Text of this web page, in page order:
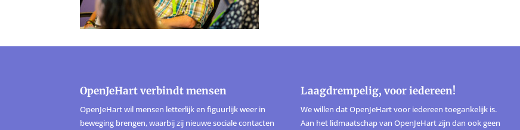
OpenJeHart verbindt mensen
OpenJeHart wil mensen letterlijk en figuurlijk weer in
beweging brengen, waarbij zij nieuwe sociale contacten
Laagdrempelig, voor iedereen!
We willen dat OpenJeHart voor iedereen toegankelijk is.
Aan het lidmaatschap van OpenJeHart zijn dan ook geen